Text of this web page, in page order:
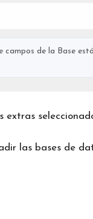
de la Base
las bases de